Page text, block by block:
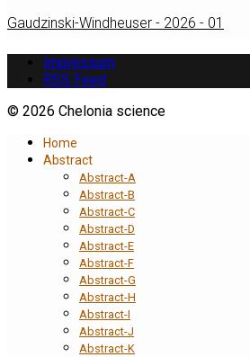
Gaudzinski-Windheuser - 2026 - 01
Impressum
RSS Feed
© 2026 Chelonia science
Home
Abstract
Abstract-A
Abstract-B
Abstract-C
Abstract-D
Abstract-E
Abstract-F
Abstract-G
Abstract-H
Abstract-I
Abstract-J
Abstract-K